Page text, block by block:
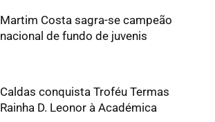
Martim Costa sagra-se campeão
nacional de fundo de juvenis
Caldas conquista Troféu Termas
Rainha D. Leonor à Académica